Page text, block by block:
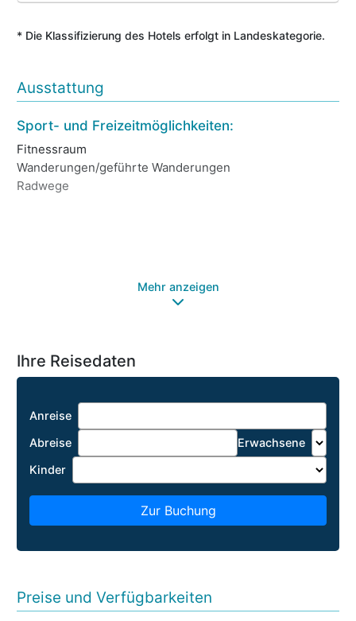
* Die Klassifizierung des Hotels erfolgt in Landeskategorie.
Ausstattung
Sport- und Freizeitmöglichkeiten:
Fitnessraum
Wanderungen/geführte Wanderungen
Radwege
Mehr anzeigen
Ihre Reisedaten
Anreise
Abreise
Erwachsene
Kinder
Zur Buchung
Preise und Verfügbarkeiten